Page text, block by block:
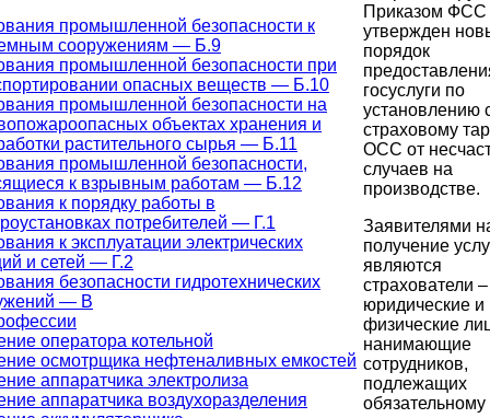
промышленной безопасности к
сооружениям — Б.9
промышленной безопасности при
опасных веществ — Б.10
промышленной безопасности на
объектах хранения и
растительного сырья — Б.11
промышленной безопасности,
к взрывным работам — Б.12
к порядку работы в
потребителей — Г.1
к эксплуатации электрических
и сетей — Г.2
безопасности гидротехнических
— В
оператора котельной
осмотрщика нефтеналивных емкостей
аппаратчика электролиза
аппаратчика воздухоразделения
Приказом
утвержден
порядок
госуслуги по
установлению
страховому
ОСС от
случаев на
производстве.
Заявителями
получение
являются
страхователи –
юридические и
физические
нанимающие
сотрудников,
подлежащих
обязательному